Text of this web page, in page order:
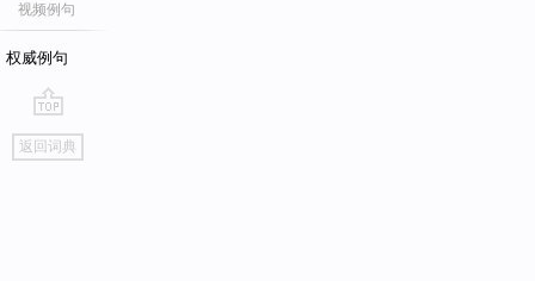
视频例句
权威例句
go
top
返回词典